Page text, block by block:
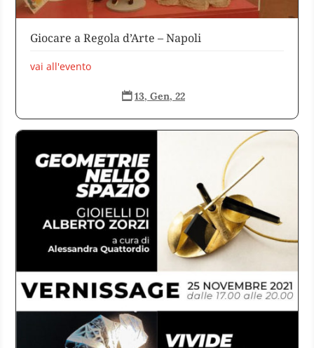
Giocare a Regola d’Arte – Napoli
vai all'evento
 13, Gen, 22